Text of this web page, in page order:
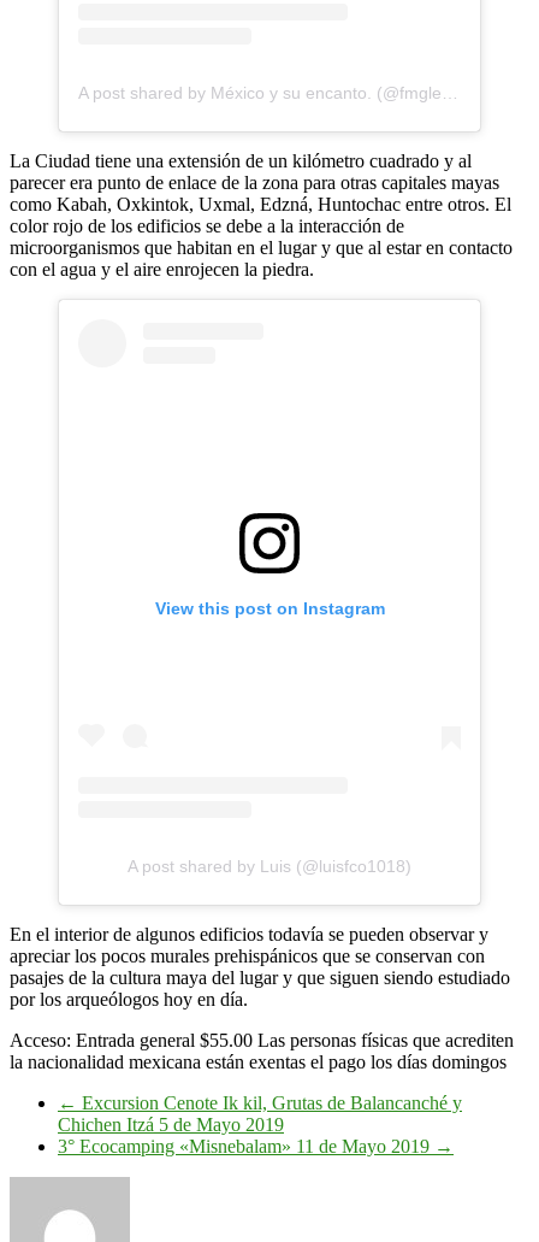
A post shared by México y su encanto. (@fmgleza)
La Ciudad tiene una extensión de un kilómetro cuadrado y al
parecer era punto de enlace de la zona para otras capitales mayas
como Kabah, Oxkintok, Uxmal, Edzná, Huntochac entre otros. El
color rojo de los edificios se debe a la interacción de
microorganismos que habitan en el lugar y que al estar en contacto
con el agua y el aire enrojecen la piedra.
View this post on Instagram
A post shared by Luis (@luisfco1018)
En el interior de algunos edificios todavía se pueden observar y
apreciar los pocos murales prehispánicos que se conservan con
pasajes de la cultura maya del lugar y que siguen siendo estudiado
por los arqueólogos hoy en día.
Acceso: Entrada general $55.00 Las personas físicas que acrediten
la nacionalidad mexicana están exentas el pago los días domingos
← Excursion Cenote Ik kil, Grutas de Balancanché y
Chichen Itzá 5 de Mayo 2019
3° Ecocamping «Misnebalam» 11 de Mayo 2019 →